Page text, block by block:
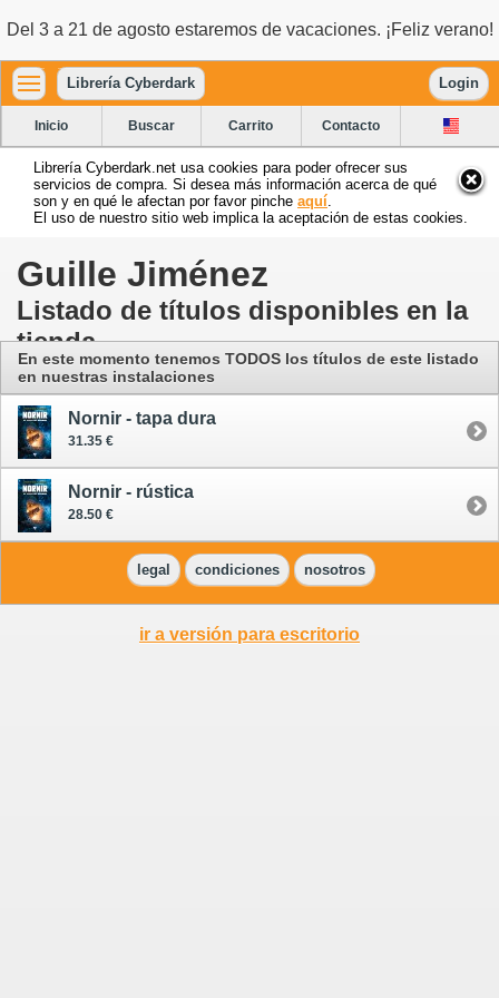
Del 3 a 21 de agosto estaremos de vacaciones. ¡Feliz verano!
Librería Cyberdark Login
Inicio Buscar Carrito Contacto
Librería Cyberdark.net usa cookies para poder ofrecer sus
servicios de compra. Si desea más información acerca de qué
son y en qué le afectan por favor pinche aquí
El uso de nuestro sitio web implica la aceptación de estas cookies.
Guille Jiménez
Listado de títulos disponibles en la
tienda
En este momento tenemos TODOS los títulos de este listado
en nuestras instalaciones
Nornir - tapa dura
31.35 €
Nornir - rústica
28.50 €
legal condiciones nosotros
ir a versión para escritorio